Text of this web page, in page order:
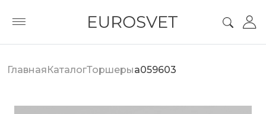
ГлавнаяКаталогТоршерыa059603